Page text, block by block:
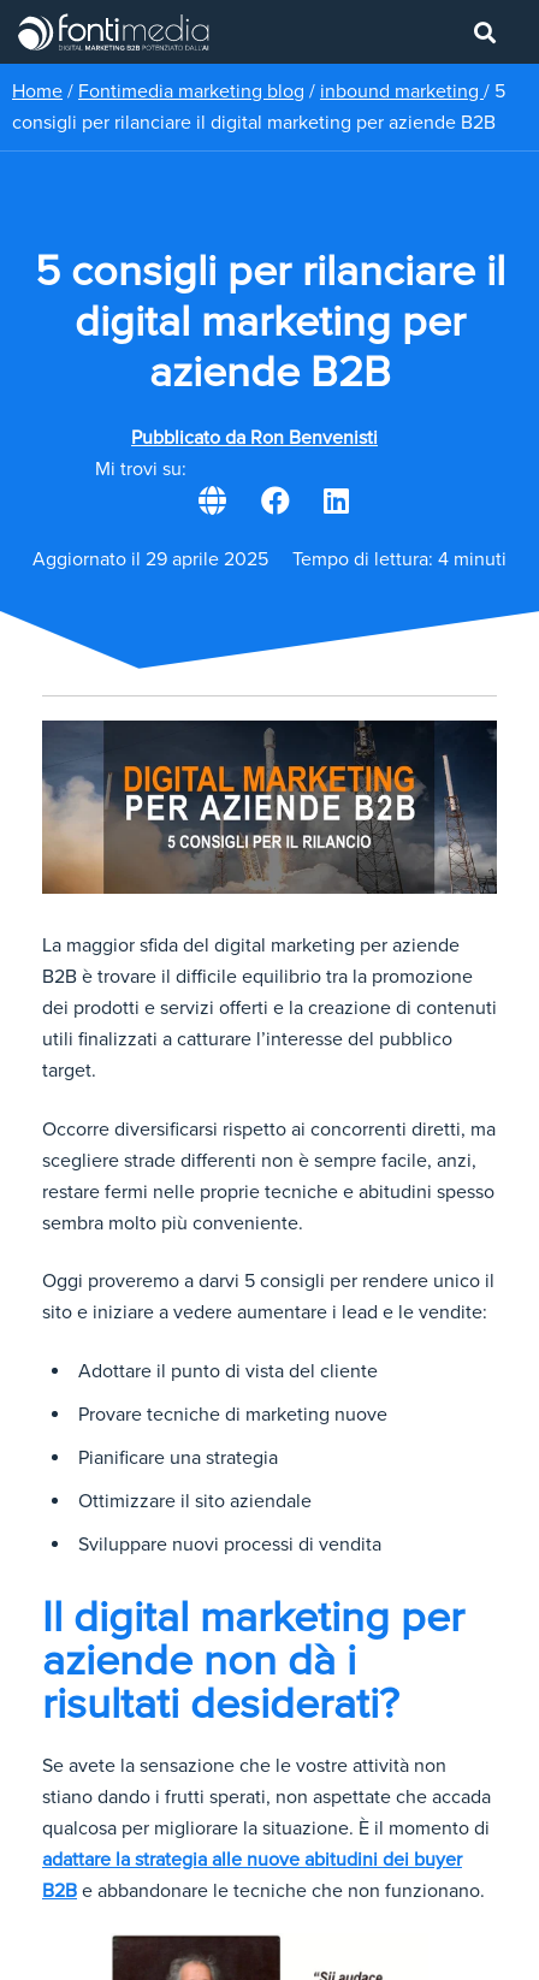
Home / Fontimedia marketing blog / inbound marketing / 5
consigli per rilanciare il digital marketing per aziende B2B
5 consigli per rilanciare il
digital marketing per
aziende B2B
Pubblicato da Ron Benvenisti
Mi trovi su:
Aggiornato il 29 aprile 2025 Tempo di lettura: 4 minuti
La maggior sfida del digital marketing per aziende
B2B è trovare il difficile equilibrio tra la promozione
dei prodotti e servizi offerti e la creazione di contenuti
utili finalizzati a catturare l’interesse del pubblico
target.
Occorre diversificarsi rispetto ai concorrenti diretti, ma
scegliere strade differenti non è sempre facile, anzi,
restare fermi nelle proprie tecniche e abitudini spesso
sembra molto più conveniente.
Oggi proveremo a darvi 5 consigli per rendere unico il
sito e iniziare a vedere aumentare i lead e le vendite:
Adottare il punto di vista del cliente
Provare tecniche di marketing nuove
Pianificare una strategia
Ottimizzare il sito aziendale
Sviluppare nuovi processi di vendita
Il digital marketing per
aziende non dà i
risultati desiderati?
Se avete la sensazione che le vostre attività non
stiano dando i frutti sperati, non aspettate che accada
qualcosa per migliorare la situazione. È il momento di
adattare la strategia alle nuove abitudini dei buyer
B2B e abbandonare le tecniche che non funzionano.